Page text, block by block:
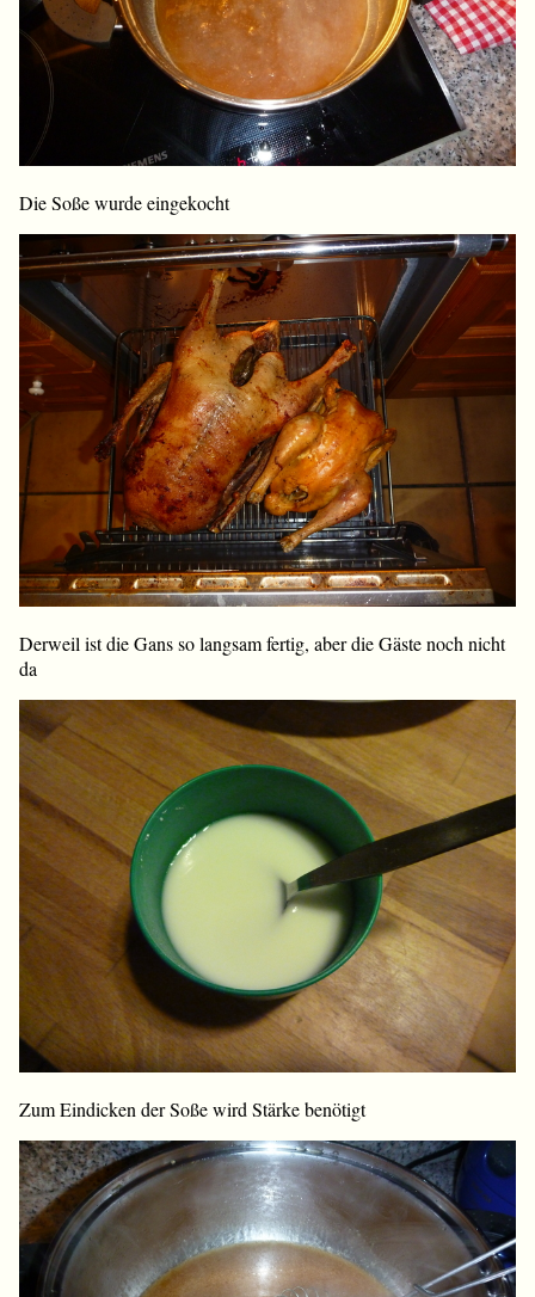
Die Soße wurde eingekocht
Derweil ist die Gans so langsam fertig, aber die Gäste noch nicht
da
Zum Eindicken der Soße wird Stärke benötigt